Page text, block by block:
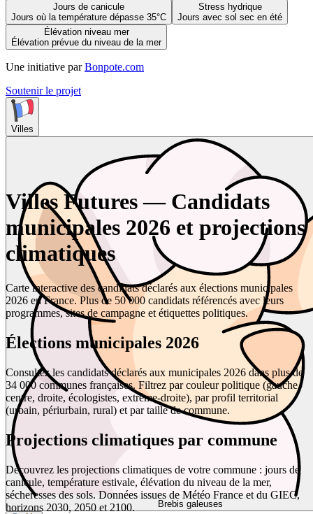
Jours de canicule
Jours où la température dépasse 35°C
Stress hydrique
Jours avec sol sec en été
Élévation niveau mer
Élévation prévue du niveau de la mer
Une initiative par Bonpote.com
Soutenir le projet
Villes
Brebis galeuses
Villes Futures — Candidats
municipales 2026 et projections
climatiques
Carte interactive des candidats déclarés aux élections municipales
2026 en France. Plus de 50 000 candidats référencés avec leurs
programmes, sites de campagne et étiquettes politiques.
Élections municipales 2026
Consultez les candidats déclarés aux municipales 2026 dans plus de
34 000 communes françaises. Filtrez par couleur politique (gauche,
centre, droite, écologistes, extrême-droite), par profil territorial
(urbain, périurbain, rural) et par taille de commune.
Projections climatiques par commune
Découvrez les projections climatiques de votre commune : jours de
canicule, température estivale, élévation du niveau de la mer,
sécheresses des sols. Données issues de Météo France et du GIEC,
horizons 2030, 2050 et 2100.